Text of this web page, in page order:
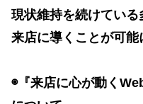
現状維持を続けている
来店に導くことが可能
◉『来店に心が動く